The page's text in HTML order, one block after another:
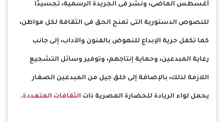
أغسطس الماضى، ونشر فى الجريدة الرسمية، تجسيدًا
للنصوص الدستورية التى تمنح الحق فى الثقافة لكل مواطن،
كما تكفل حرية الإبداع للنهوض بالفنون والآداب، إلى جانب
رعاية المبدعين، وحماية إنتاجهم، وتوفير وسائل التشجيع
اللازمة لذلك، بالإضافة إلى خلق جيل من المبدعين الصغار
يحمل لواء الريادة للحضارة المصرية ذات الثقافات المتعددة.